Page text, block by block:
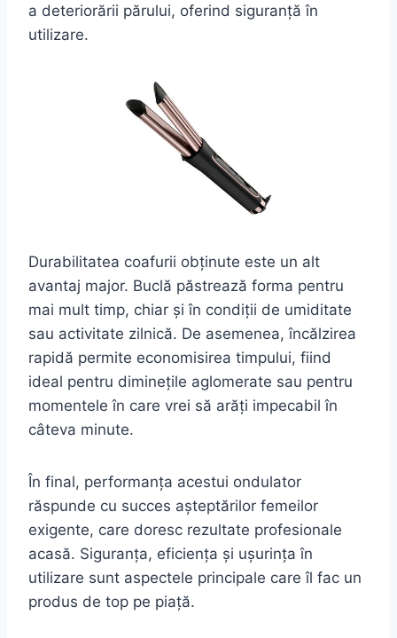
a deteriorării părului, oferind siguranță în
utilizare.
Durabilitatea coafurii obținute este un alt
avantaj major. Buclă păstrează forma pentru
mai mult timp, chiar și în condiții de umiditate
sau activitate zilnică. De asemenea, încălzirea
rapidă permite economisirea timpului, fiind
ideal pentru diminețile aglomerate sau pentru
momentele în care vrei să arăți impecabil în
câteva minute.
În final, performanța acestui ondulator
răspunde cu succes așteptărilor femeilor
exigente, care doresc rezultate profesionale
acasă. Siguranța, eficiența și ușurința în
utilizare sunt aspectele principale care îl fac un
produs de top pe piață.